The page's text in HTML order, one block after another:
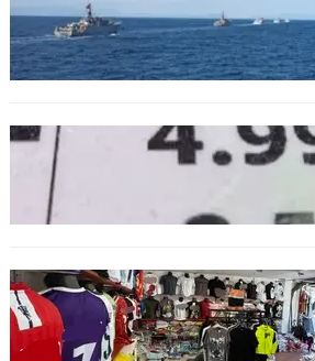
Нов минен ловец за
пристига до края на
БЪЛГАРИЯ
Левът изчезва от
БЪЛГАРИЯ
Иззеха фалшиви стоки
евро при акция във
пясъци“